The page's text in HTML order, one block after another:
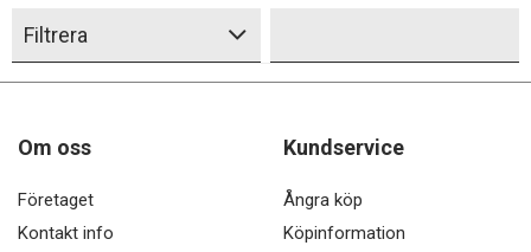
Filtrera
Om oss
Företaget
Kontakt info
Kundservice
Ångra köp
Köpinformation